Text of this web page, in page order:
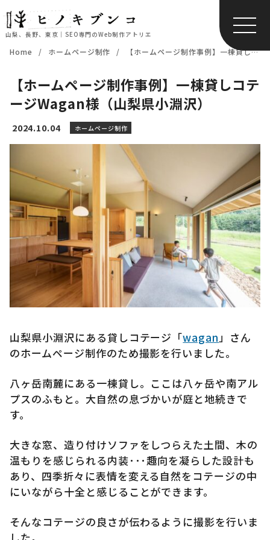
山梨、長野、東京｜SEO専門のWeb制作アトリエ
Home ホームページ制作 【ホームページ制作事例】一棟貸しコテージWagan様（山梨県小淵沢）
【ホームページ制作事例】一棟貸しコテ
ージWagan様（山梨県小淵沢）
2024.10.04 ホームページ制作
山梨県小淵沢にある貸しコテージ「wagan」さん
のホームページ制作のため撮影を行いました。
八ヶ岳南麓にある一棟貸し。ここは八ヶ岳や南アル
プスのふもと。大自然の息づかいが庭と地続きで
す。
大きな窓、造り付けソファをしつらえた土間、木の
温もりを感じられる内装･･･趣向を凝らした設計も
あり、四季折々に表情を変える自然をコテージの中
にいながら十全と感じることができます。
そんなコテージの良さが伝わるように撮影を行いま